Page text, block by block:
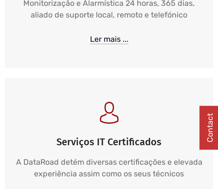
Monitorização e Alarmística 24 horas, 365 dias,
aliado de suporte local, remoto e telefónico
Ler mais ...
Serviços IT Certificados
A DataRoad detém diversas certificações e elevada
experiência assim como os seus técnicos
Contact